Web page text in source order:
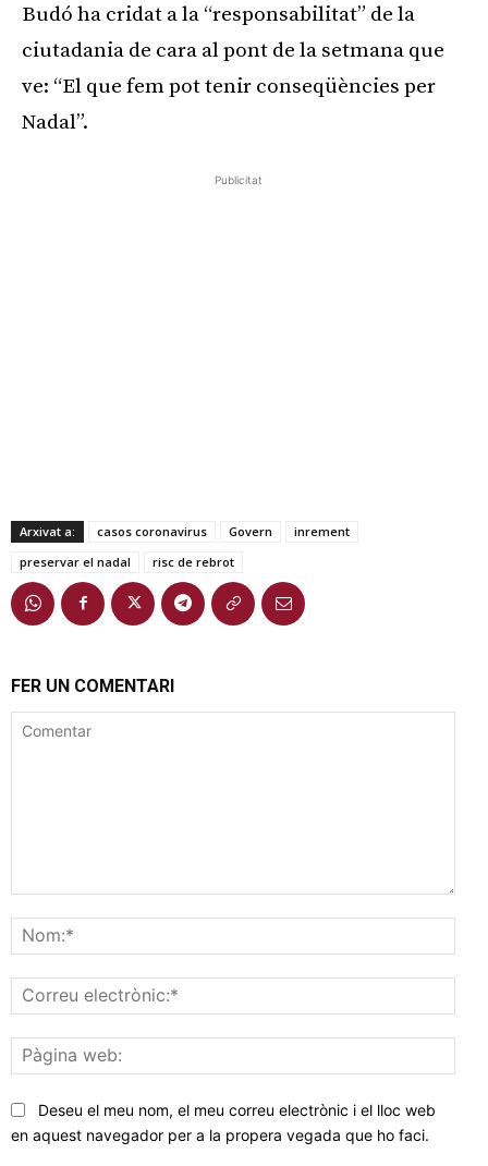
Budó ha cridat a la “responsabilitat” de la
ciutadania de cara al pont de la setmana que
ve: “El que fem pot tenir conseqüències per
Nadal”.
Publicitat
Arxivat a: casos coronavirus Govern
inrement
preservar el nadal
risc de rebrot
FER UN COMENTARI
web:
Deseu el meu nom, el meu correu electrònic i el lloc web
en aquest navegador per a la propera vegada que ho faci.